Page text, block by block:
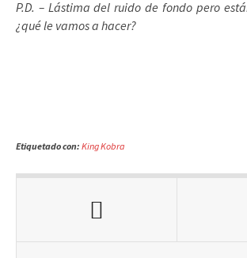
P.D. – Lástima del ruido de fondo pero
¿qué le vamos a hacer?
Etiquetado con: King Kobra